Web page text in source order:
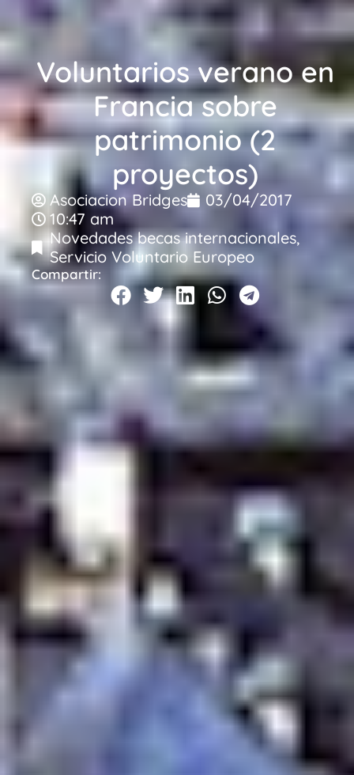
Voluntarios verano en
Francia sobre
patrimonio (2
proyectos)
Asociacion Bridges
03/04/2017
10:47 am
Novedades becas internacionales,
Servicio Voluntario Europeo
Compartir: